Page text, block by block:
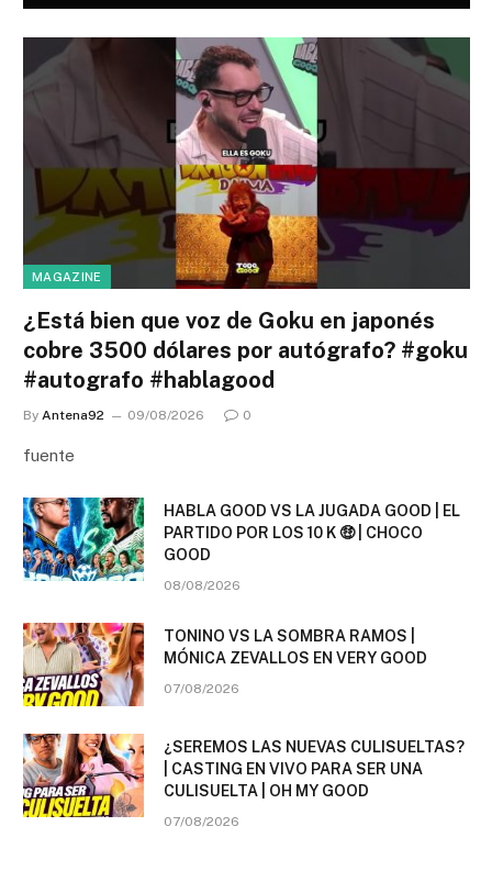
MAGAZINE
¿Está bien que voz de Goku en japonés
cobre 3500 dólares por autógrafo? #goku
#autografo #hablagood
By Antena92 09/08/2026 0
fuente
HABLA GOOD VS LA JUGADA GOOD | EL
PARTIDO POR LOS 10 K 🤑 | CHOCO
GOOD
08/08/2026
TONINO VS LA SOMBRA RAMOS |
MÓNICA ZEVALLOS EN VERY GOOD
07/08/2026
¿SEREMOS LAS NUEVAS CULISUELTAS?
| CASTING EN VIVO PARA SER UNA
CULISUELTA | OH MY GOOD
07/08/2026